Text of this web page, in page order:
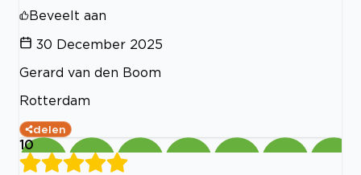
Beveelt aan
30 December 2025
Gerard van den Boom
Rotterdam
delen
10